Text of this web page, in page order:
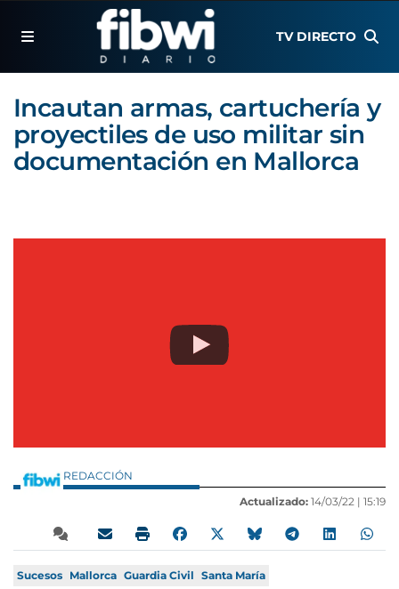
TV DIRECTO
Incautan armas, cartuchería y
proyectiles de uso militar sin
documentación en Mallorca
REDACCIÓN
Actualizado: 14/03/22 | 15:19
Sucesos Mallorca Guardia Civil Santa María